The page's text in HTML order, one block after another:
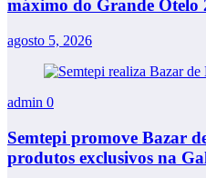
máximo do Grande Otelo
agosto 5, 2026
admin 0
Semtepi promove Bazar
produtos exclusivos na